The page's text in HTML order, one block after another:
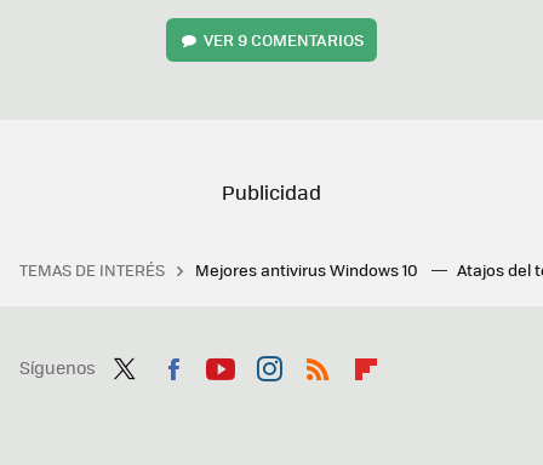
VER 9 COMENTARIOS
TEMAS DE INTERÉS Mejores antivirus Windows 10 Atajos del
Síguenos